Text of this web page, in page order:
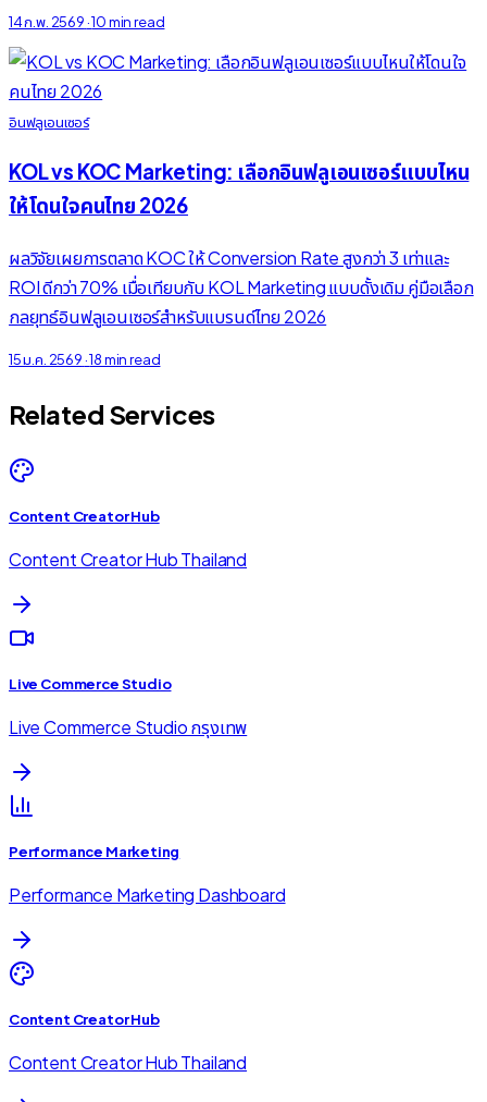
14 ก.พ. 2569·10 min read
อินฟลูเอนเซอร์
KOL vs KOC Marketing: เลือกอินฟลูเอนเซอร์แบบไหน
ให้โดนใจคนไทย 2026
ผลวิจัยเผยการตลาด KOC ให้ Conversion Rate สูงกว่า 3 เท่าและ
ROI ดีกว่า 70% เมื่อเทียบกับ KOL Marketing แบบดั้งเดิม คู่มือเลือก
กลยุทธ์อินฟลูเอนเซอร์สำหรับแบรนด์ไทย 2026
15 ม.ค. 2569·18 min read
Related Services
Content Creator Hub
Content Creator Hub Thailand
Live Commerce Studio
Live Commerce Studio กรุงเทพ
Performance Marketing
Performance Marketing Dashboard
Content Creator Hub
Content Creator Hub Thailand